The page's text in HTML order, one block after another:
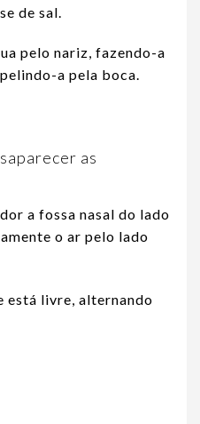
de sal.
pelo nariz, fazendo-a
a pela boca.
as
a fossa nasal do lado
o ar pelo lado
está livre, alternando